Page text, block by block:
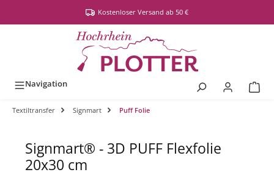
Kostenloser Versand ab 50 €
Navigation
Textiltransfer Signmart Puff Folie
Signmart® - 3D PUFF Flexfolie
20x30 cm